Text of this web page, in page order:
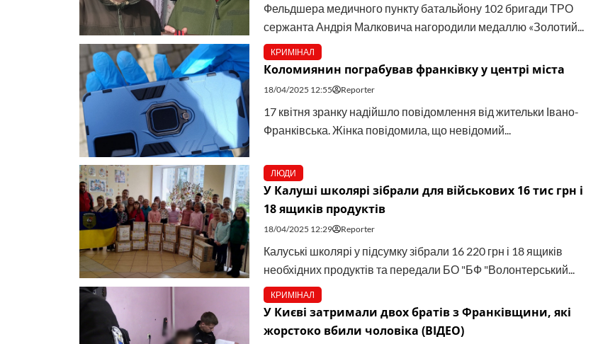
Фельдшера медичного пункту батальйону 102 бригади ТРО
сержанта Андрія Малковича нагородили медаллю «Золотий...
КРИМІНАЛ
Коломиянин пограбував франківку у центрі міста
18/04/2025 12:55 Reporter
17 квітня зранку надійшло повідомлення від жительки Івано-
Франківська. Жінка повідомила, що невідомий...
ЛЮДИ
У Калуші школярі зібрали для військових 16 тис грн і
18 ящиків продуктів
18/04/2025 12:29 Reporter
Калуські школярі у підсумку зібрали 16 220 грн і 18 ящиків
необхідних продуктів та передали БО "БФ "Волонтерський...
КРИМІНАЛ
У Києві затримали двох братів з Франківщини, які
жорстоко вбили чоловіка (ВІДЕО)